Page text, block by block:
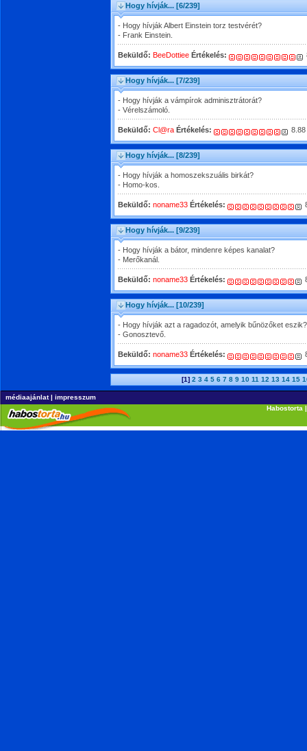
Hogy hívják... [6/239]
- Hogy hívják Albert Einstein torz testvérét?
- Frank Einstein.
Beküldő: BeeDottiee Értékelés:
Hogy hívják... [7/239]
- Hogy hívják a vámpírok adminisztrátorát?
- Vérelszámoló.
Beküldő: Cl@ra Értékelés: 8.88
Hogy hívják... [8/239]
- Hogy hívják a homoszekszuális birkát?
- Homo-kos.
Beküldő: noname33 Értékelés:
Hogy hívják... [9/239]
- Hogy hívják a bátor, mindenre képes kanalat?
- Merőkanál.
Beküldő: noname33 Értékelés:
Hogy hívják... [10/239]
- Hogy hívják azt a ragadozót, amelyik bűnözőket eszik?
- Gonosztevő.
Beküldő: noname33 Értékelés:
[1] 2 3 4 5 6 7 8 9 10 11 12 13 14 15
médiaajánlat| impresszum
Habostorta